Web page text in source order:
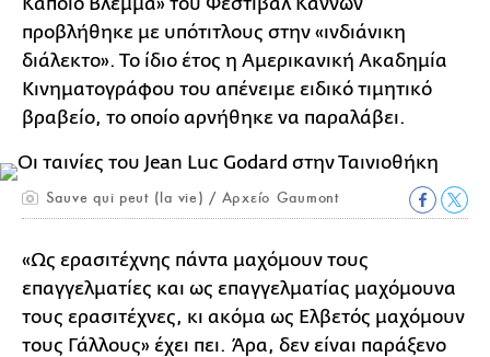
προβλήθηκε με υπότιτλους στην «ινδιάνικη
διάλεκτο». Το ίδιο έτος η Αμερικανική Ακαδημία
Κινηματογράφου του απένειμε ειδικό τιμητικό
βραβείο, το οποίο αρνήθηκε να παραλάβει.
Sauve qui peut (la vie) / Αρχείο Gaumont
«Ως ερασιτέχνης πάντα μαχόμουν τους
επαγγελματίες και ως επαγγελματίας μαχόμουνα
τους ερασιτέχνες, κι ακόμα ως Ελβετός μαχόμουν
τους Γάλλους» έχει πει. Άρα, δεν είναι παράξενο